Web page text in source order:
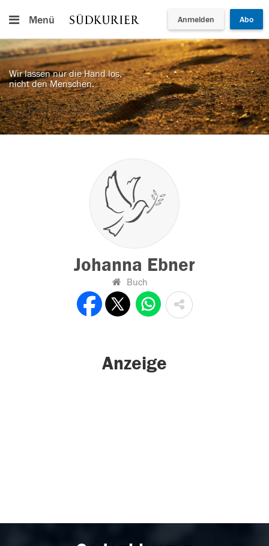
Menü Anmelden Abo
Wir lassen nur die Hand los,
nicht den Menschen.
Johanna Ebner
Buch
Anzeige